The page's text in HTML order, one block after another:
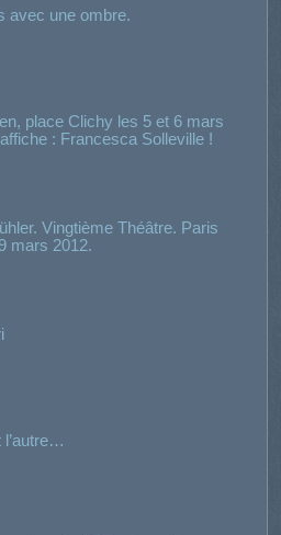
avec une ombre.
place Clichy les 5 et 6 mars
: Francesca Solleville !
Vingtième Théâtre. Paris
mars 2012.
l’autre…